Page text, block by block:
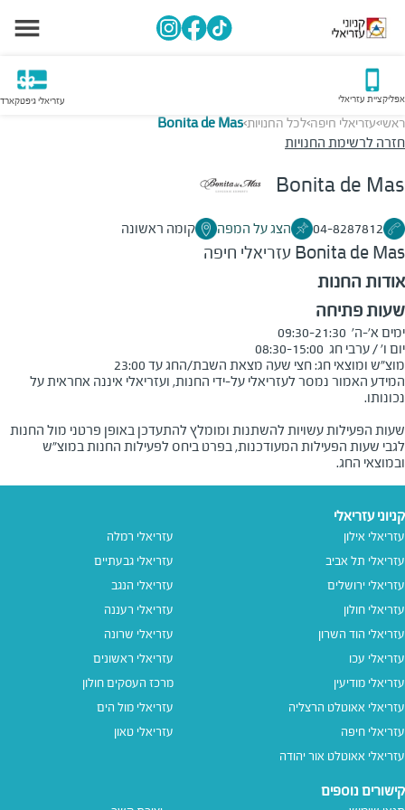
אפליקציית עזריאלי עזריאלי גיפטקארד
ראשי>עזריאלי חיפה>לכל החנויות>
Bonita de Mas
חזרה לרשימת החנויות
Bonita de Mas
04-8287812 הצג על המפה קומה ראשונה
Bonita de Mas עזריאלי חיפה
אודות החנות
שעות פתיחה
מוצ"ש ומוצאי חג: חצי שעה מצאת השבת/החג עד 23:00
המידע האמור נמסר לעזריאלי על-ידי החנות, ועזריאלי איננה אחראית על
שעות הפעילות עשויות להשתנות ומומלץ להתעדכן באופן פרטני מול החנות
לגבי שעות הפעילות המעודכנות, בפרט ביחס לפעילות החנות במוצ"ש
ובמוצאי החג.
קניוני עזריאלי
עזריאלי אילון
עזריאלי תל אביב
עזריאלי ירושלים
עזריאלי חולון
עזריאלי הוד השרון
עזריאלי עכו
עזריאלי מודיעין
עזריאלי אאוטלט הרצליה
עזריאלי חיפה
עזריאלי אאוטלט אור יהודה
עזריאלי רמלה
עזריאלי גבעתיים
עזריאלי הנגב
עזריאלי רעננה
עזריאלי שרונה
עזריאלי ראשונים
מרכז העסקים חולון
עזריאלי מול הים
עזריאלי טאון
קישורים נוספים